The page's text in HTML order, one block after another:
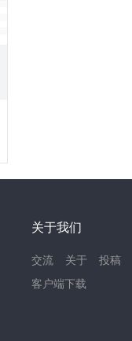
关于我们
交流 关于
投稿
客户端下载